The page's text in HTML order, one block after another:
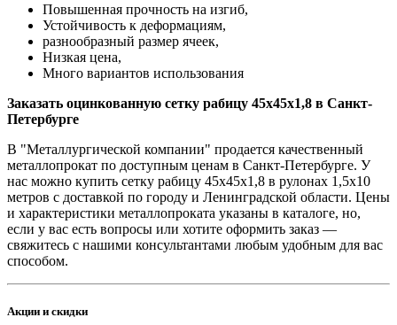
Повышенная прочность на изгиб,
Устойчивость к деформациям,
разнообразный размер ячеек,
Низкая цена,
Много вариантов использования
Заказать оцинкованную сетку рабицу 45x45x1,8 в Санкт-
Петербурге
В "Металлургической компании" продается качественный
металлопрокат по доступным ценам в Санкт-Петербурге. У
нас можно купить сетку рабицу 45x45x1,8 в рулонах 1,5х10
метров с доставкой по городу и Ленинградской области. Цены
и характеристики металлопроката указаны в каталоге, но,
если у вас есть вопросы или хотите оформить заказ —
свяжитесь с нашими консультантами любым удобным для вас
способом.
Акции и скидки